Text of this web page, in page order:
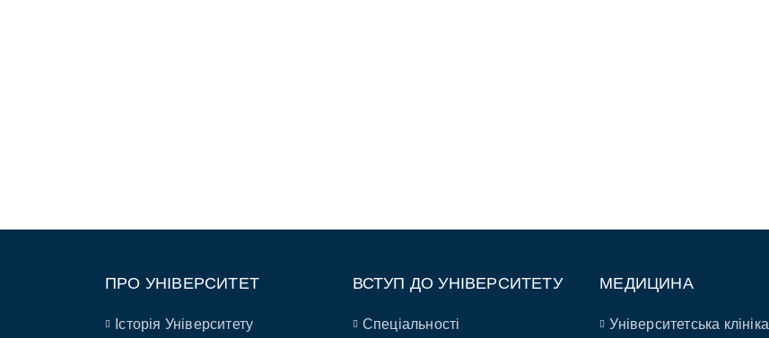
ПРО УНІВЕРСИТЕТ
Історія Університету
ВСТУП ДО УНІВЕРСИТЕТУ
Спеціальності
МЕДИЦИНА
Університетська клініка